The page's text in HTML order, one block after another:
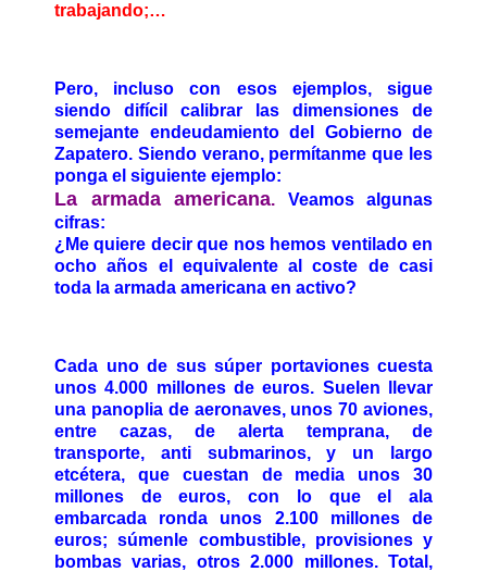
trabajando;…
Pero, incluso con esos ejemplos, sigue
siendo difícil calibrar las dimensiones de
semejante endeudamiento del Gobierno de
Zapatero. Siendo verano, permítanme que les
ponga el siguiente ejemplo:
La armada americana. Veamos algunas
cifras:
¿Me quiere decir que nos hemos ventilado en
ocho años el equivalente al coste de casi
toda la armada americana en activo?
Cada uno de sus súper portaviones cuesta
unos 4.000 millones de euros. Suelen llevar
una panoplia de aeronaves, unos 70 aviones,
entre cazas, de alerta temprana, de
transporte, anti submarinos, y un largo
etcétera, que cuestan de media unos 30
millones de euros, con lo que el ala
embarcada ronda unos 2.100 millones de
euros; súmenle combustible, provisiones y
bombas varias, otros 2.000 millones. Total,